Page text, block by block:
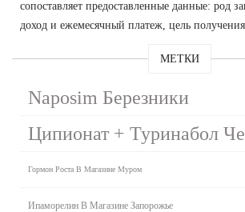
сопоставляет предоставленные данные: род
доход и ежемесячный платеж, цель получения
МЕТКИ
Naposim Березники
Ципионат + Туринабол
Гормон Роста В Магазине Муром
Ипаморелин В Магазине Запорожье